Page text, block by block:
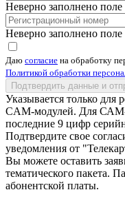
Неверно заполнено поле
Неверно заполнено поле
Даю согласие на обработку
Политикой обработки
Подтвердить данные и
Указывается только
CAM-модулей. Для САМ-
последние 9 цифр
Подтвердите свое
уведомления от
Вы можете оставить
тематического пакета.
абонентской платы.